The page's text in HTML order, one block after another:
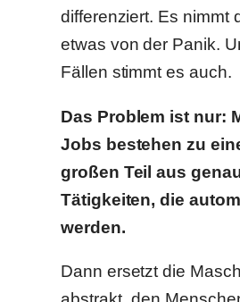
differenziert. Es nimmt
etwas von der Panik.
Fällen stimmt es auch.
Das Problem ist nur:
Jobs bestehen zu
großen Teil aus
Tätigkeiten, die
werden.
Dann ersetzt die